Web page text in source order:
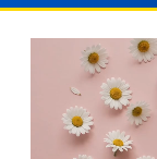
oynatıcı